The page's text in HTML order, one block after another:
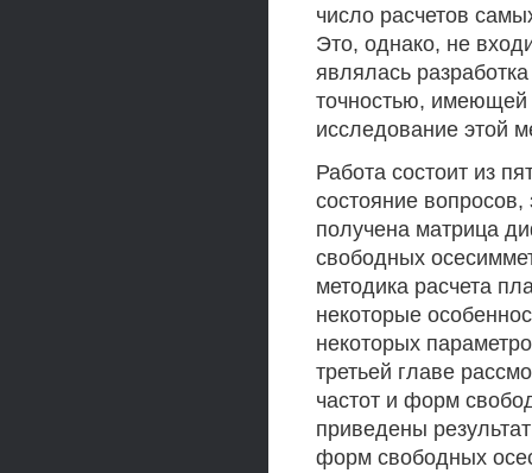
число расчетов
Это, однако, не
являлась
точностью, имеющей
исследование этой
Работа состоит из
состояние
получена матрица
свободных
методика расчета
некоторые
некоторых
третьей главе
частот и форм
приведены
форм свободных